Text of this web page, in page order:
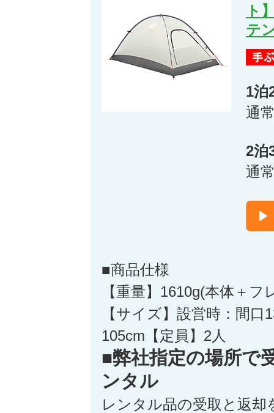
ト
テ
1泊
通
2泊
通
■商品仕様
【重量】1610g(本体＋
【サイズ】設営時：間口
105cm【定員】2人
■弊社指定の場所で
ンタル
レンタル品の受取と返却